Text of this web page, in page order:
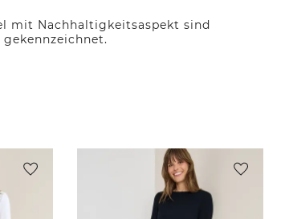
mit Nachhaltigkeitsaspekt sind